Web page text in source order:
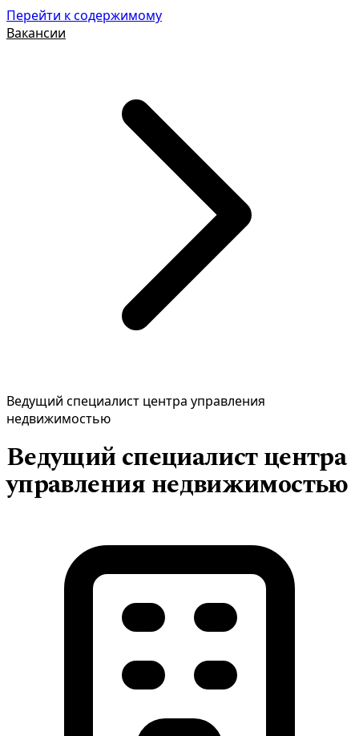
Перейти к содержимому
Вакансии
Ведущий специалист центра управления
недвижимостью
Ведущий специалист центра
управления недвижимостью